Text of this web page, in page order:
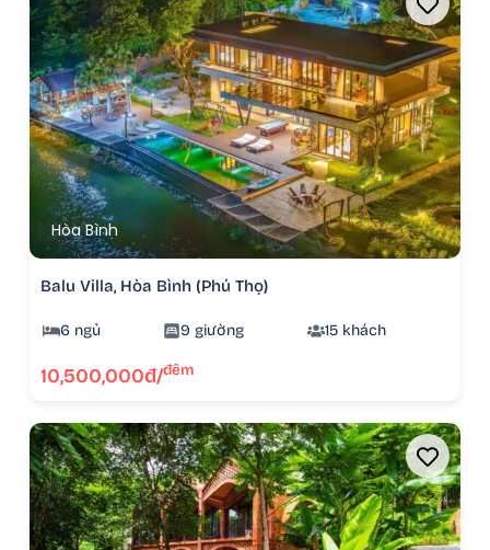
Hòa Bình
Balu Villa, Hòa Bình (Phú Thọ)
6 ngủ 9 giường 15 khách
10,500,000đ/đêm